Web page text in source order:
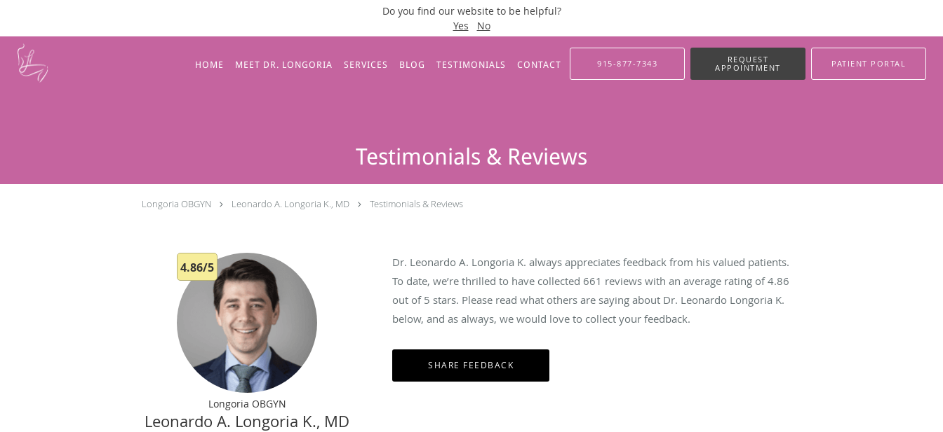
Do you find our website to be helpful?
Yes
No
Skip to main content
HOME MEET DR. LONGORIA SERVICES BLOG TESTIMONIALS CONTACT 915-877-7343
REQUEST
APPOINTMENT
PATIENT PORTAL
Testimonials & Reviews
Longoria OBGYN Leonardo A. Longoria K., MD Testimonials & Reviews
4.86/5
Longoria OBGYN
Leonardo A. Longoria K., MD
Dr. Leonardo A. Longoria K. always appreciates feedback from his valued patients.
To date, we’re thrilled to have collected 661 reviews with an average rating of4.86
out of 5 stars. Please read what others are saying about Dr. Leonardo Longoria K.
below, and as always, we would love to collect your feedback.